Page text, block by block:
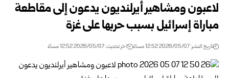
لاعبون ومشاهير أيرلنديون يدعون إلى مقاطعة
مباراة إسرائيل بسبب حربها على غزة
تاريخ النشر: 2026/05/07 12:52 مساءً اخر تحديث: 2026/05/07 12:52 مساءً